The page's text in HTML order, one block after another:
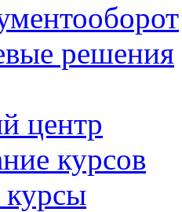
решения
центр
курсов